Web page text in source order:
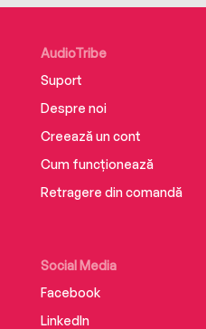
AudioTribe
Suport
Despre noi
Creează un cont
Cum funcționează
Retragere din comandă
Social Media
Facebook
LinkedIn